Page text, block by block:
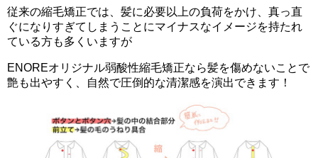
従来の縮毛矯正では、髪に必要以上の負荷をかけ、真っ直
ぐになりすぎてしまうことにマイナスなイメージを持たれ
ている方も多くいますが
ENOREオリジナル弱酸性縮毛矯正なら髪を傷めないことで
艶も出やすく、自然で圧倒的な清潔感を演出できます！